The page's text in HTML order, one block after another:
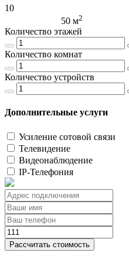
10
50 м2
Количество этажей
Количество комнат
Количество устройств
Дополнительные услуги
Усиление сотовой связи
Телевидение
Видеонаблюдение
IP-Телефония
Рассчитать стоимость